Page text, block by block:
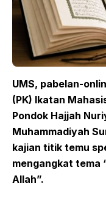
UMS, pabelan-
(PK) Ikatan
Pondok Hajjah
Muhammadiyah
kajian titik temu
mengangkat tema
Allah”.